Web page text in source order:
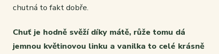
chutná to fakt dobře.
Chuť je hodně svěží díky mátě, růže tomu dá
jemnou květinovou linku a vanilka to celé krásně